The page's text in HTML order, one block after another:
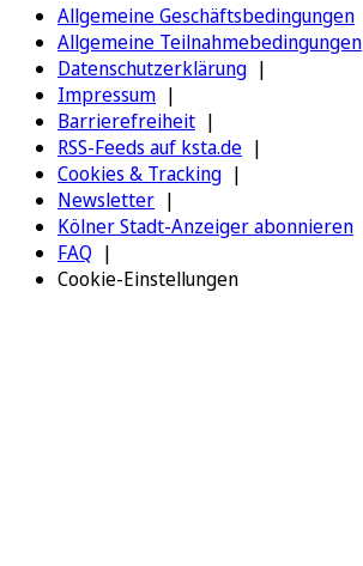
Allgemeine Geschäftsbedingungen
Allgemeine Teilnahmebedingungen
Datenschutzerklärung
Impressum
Barrierefreiheit
RSS-Feeds auf ksta.de
Cookies & Tracking
Newsletter
Kölner Stadt-Anzeiger abonnieren
FAQ
Cookie-Einstellungen